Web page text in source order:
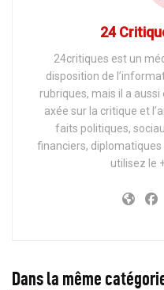
24
24critiques est un
disposition de
rubriques, mais il a
axée sur la critique et
faits politiques,
financiers,
utilisez le
Dans la même